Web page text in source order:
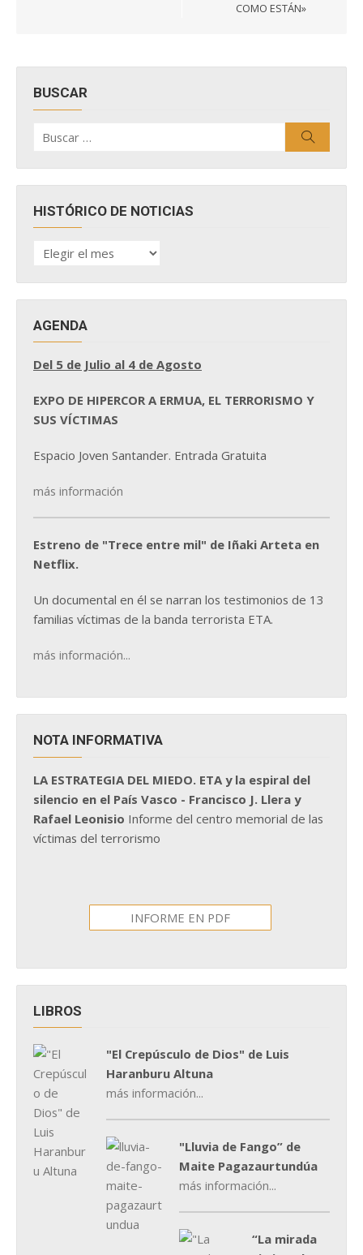
COMO ESTÁN»
BUSCAR
por:
HISTÓRICO DE NOTICIAS
HISTÓRICO
DE
AGENDA
Del 5 de Julio al 4 de Agosto
EXPO DE HIPERCOR A ERMUA, EL TERRORISMO Y
SUS VÍCTIMAS
Espacio Joven Santander. Entrada Gratuita
más información
Estreno de "Trece entre mil" de Iñaki Arteta en
Netflix.
Un documental en él se narran los testimonios de 13
familias víctimas de la banda terrorista ETA.
más información...
NOTA INFORMATIVA
LA ESTRATEGIA DEL MIEDO. ETA y la espiral del
silencio en el País Vasco - Francisco J. Llera y
Rafael Leonisio Informe del centro memorial de las
víctimas del terrorismo
INFORME EN PDF
LIBROS
"El Crepúsculo de Dios" de Luis
Haranburu Altuna
más información...
"Lluvia de Fango” de
Maite Pagazaurtundúa
más información...
“La mirada